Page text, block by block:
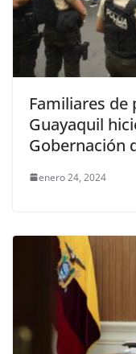
Familiares de
Guayaquil
Gobernación
enero 24, 2024